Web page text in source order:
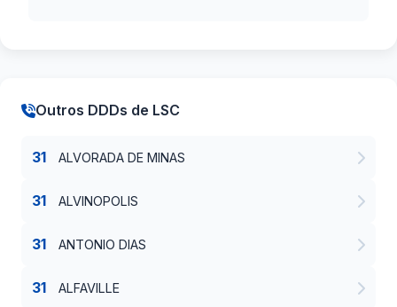
Outros DDDs de LSC
31 ALVORADA DE MINAS
31 ALVINOPOLIS
31 ANTONIO DIAS
31 ALFAVILLE